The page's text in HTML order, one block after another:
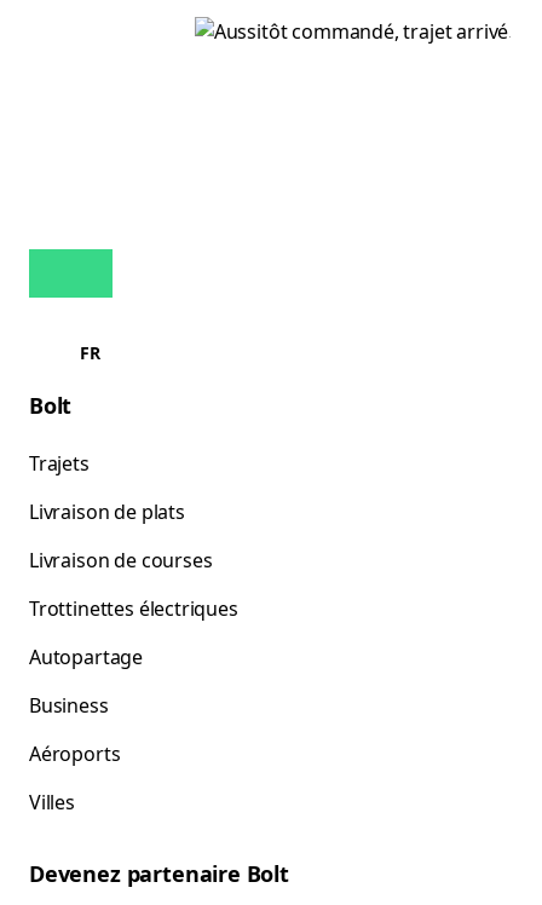
FR
Bolt
Trajets
Livraison de plats
Livraison de courses
Trottinettes électriques
Autopartage
Business
Aéroports
Villes
Devenez partenaire Bolt